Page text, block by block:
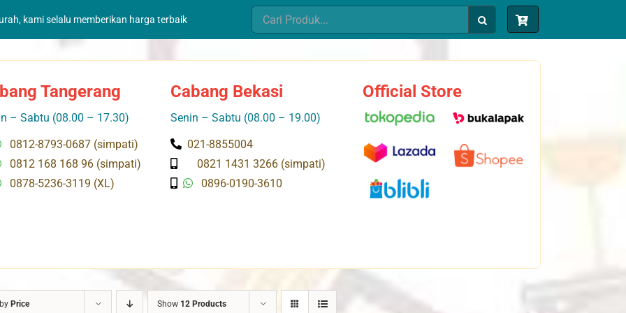
kami selalu memberikan harga terbaik
Search
for:
Tangerang
– Sabtu (08.00 – 17.30)
0812-8793-0687 (simpati)
0812 168 168 96 (simpati)
0878-5236-3119 (XL)
Cabang Bekasi
Senin – Sabtu (08.00 – 19.00)
021-8855004
0821 1431 3266 (simpati)
0896-0190-3610
Official Store
Price Show 12 Products